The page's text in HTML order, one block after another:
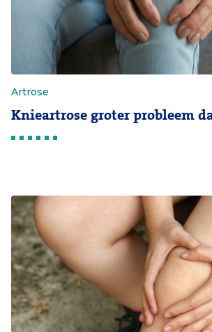
Artrose
Knieartrose groter probleem